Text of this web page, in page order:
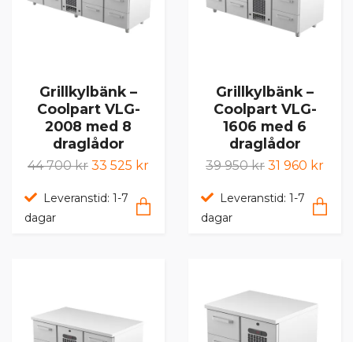
Grillkylbänk –
Coolpart VLG-
2008 med 8
draglådor
44 700 kr 33 525 kr
Leveranstid: 1-7
dagar
Grillkylbänk –
Coolpart VLG-
1606 med 6
draglådor
39 950 kr 31 960 kr
Leveranstid: 1-7
dagar